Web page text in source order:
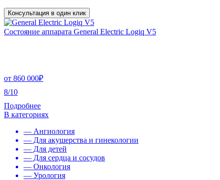
Консультация в один клик
Состояние аппарата General Electric Logiq V5
от 860 000₽
8/10
Подробнее
В категориях
— Ангиология
— Для акушерства и гинекологии
— Для детей
— Для сердца и сосудов
— Онкология
— Урология